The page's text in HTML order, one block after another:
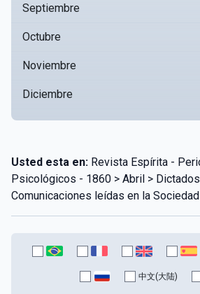
Septiembre
Octubre
Noviembre
Diciembre
Usted esta en: Revista Espírita -
Psicológicos - 1860 > Abril >
Comunicaciones leídas en la Sociedad
中文(大陆)